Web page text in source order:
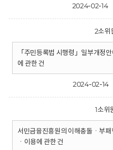
2024-02-14
2소위
「주민등록법 시행령」일부개정
에 관한 건
2024-02-14
1소위
서민금융진흥원의 이해충돌ㆍ부
ㆍ이용에 관한 건